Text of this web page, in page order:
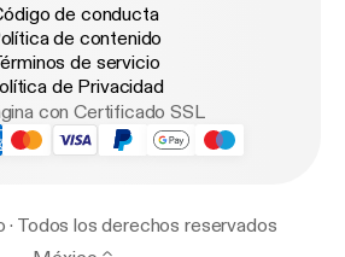
de conducta
de contenido
de servicio
de Privacidad
con Certificado SSL
Todos los derechos reservados